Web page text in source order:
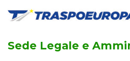
Sede Legale e